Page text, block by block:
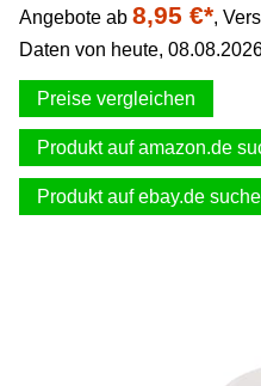
Datenschutz
Impressum
Angebote ab 8,95 €*,
Daten von heute,
Preise vergleichen
Produkt auf amazon.de
Produkt auf ebay.de